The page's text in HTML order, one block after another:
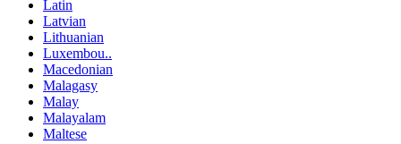
Latin
Latvian
Lithuanian
Luxembou..
Macedonian
Malagasy
Malay
Malayalam
Maltese